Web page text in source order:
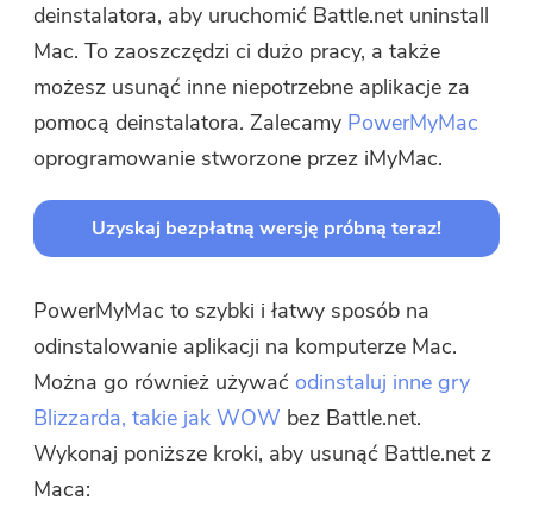
deinstalatora, aby uruchomić Battle.net uninstall
Mac. To zaoszczędzi ci dużo pracy, a także
możesz usunąć inne niepotrzebne aplikacje za
pomocą deinstalatora. Zalecamy PowerMyMac
oprogramowanie stworzone przez iMyMac.
Uzyskaj bezpłatną wersję próbną teraz!
PowerMyMac to szybki i łatwy sposób na
odinstalowanie aplikacji na komputerze Mac.
Można go również używaćodinstaluj inne gry
Blizzarda, takie jak WOW bez Battle.net.
Wykonaj poniższe kroki, aby usunąć Battle.net z
Maca: